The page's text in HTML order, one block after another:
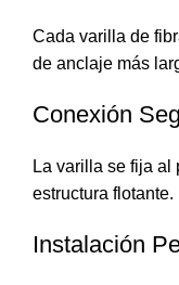
Cada varilla de
de anclaje más
Conexión
La varilla se fija al
estructura flotante.
Instalación